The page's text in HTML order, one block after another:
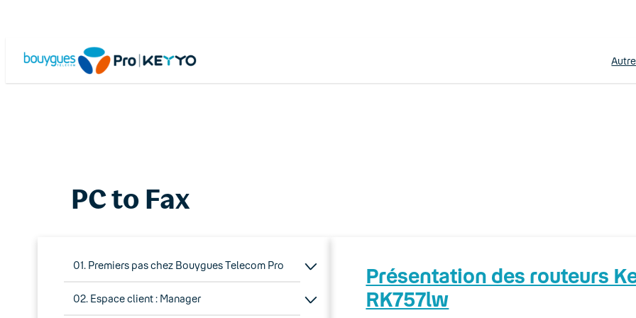
Autre
PC to Fax
01. Premiers pas chez Bouygues Telecom Pro
02. Espace client : Manager
Présentation des routeurs
RK757lw